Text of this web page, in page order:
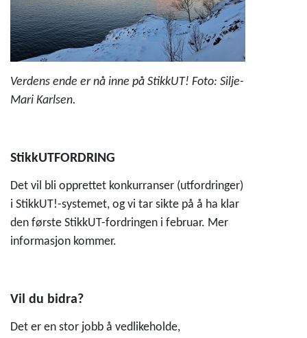
Verdens ende er nå inne på StikkUT! Foto: Silje-
Mari Karlsen.
StikkUTFORDRING
Det vil bli opprettet konkurranser (utfordringer)
i StikkUT!-systemet, og vi tar sikte på å ha klar
den første StikkUT-fordringen i februar. Mer
informasjon kommer.
Vil du bidra?
Det er en stor jobb å vedlikeholde,